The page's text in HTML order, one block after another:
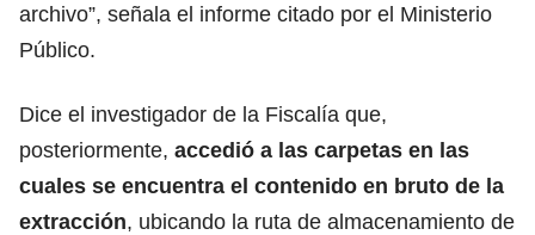
archivo”, señala el informe citado por el Ministerio
Público.
Dice el investigador de la Fiscalía que,
posteriormente, accedió a las carpetas en las
cuales se encuentra el contenido en bruto de la
extracción, ubicando la ruta de almacenamiento de